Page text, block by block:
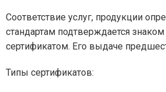
Соответствие услуг, продукции
стандартам подтверждается знаком
сертификатом. Его выдаче
Типы сертификатов: